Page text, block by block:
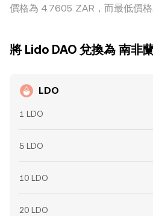
價格為 4.7605 ZAR，而最低價格
將 Lido DAO 兌換為 南非
LDO
1 LDO
5 LDO
10 LDO
20 LDO